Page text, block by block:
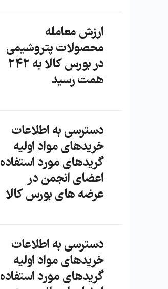
ارزش معامله
محصولات پتروشیمی
در بورس کالا به 242
همت رسید
دسترسی به اطلاعات
خریدهای مواد اولیه
گریدهای مورد استفاده
اعضای انجمن در
عرضه های بورس کالا
دسترسی به اطلاعات
خریدهای مواد اولیه
گریدهای مورد استفاده